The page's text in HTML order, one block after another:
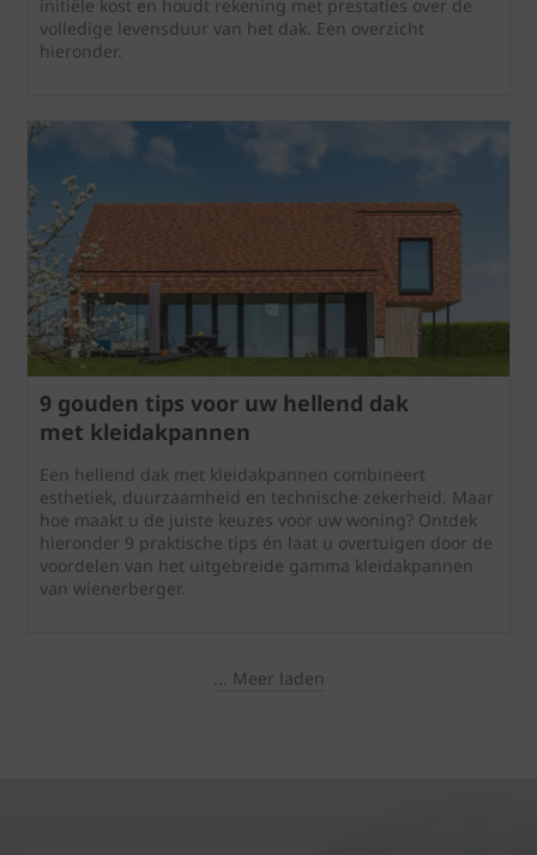
initiële kost en houdt rekening met prestaties over de
volledige levensduur van het dak. Een overzicht
hieronder.
9 gouden tips voor uw hellend dak
met kleidakpannen
Een hellend dak met kleidakpannen combineert
esthetiek, duurzaamheid en technische zekerheid. Maar
hoe maakt u de juiste keuzes voor uw woning? Ontdek
hieronder 9 praktische tips én laat u overtuigen door de
voordelen van het uitgebreide gamma kleidakpannen
van wienerberger.
... Meer laden